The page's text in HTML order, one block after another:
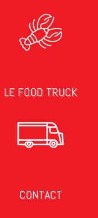
LE FOOD TRUCK
CONTACT